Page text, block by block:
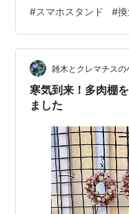
役には立たないかも（
とスマホを抱え込み
楽かな？ 使う指を親
夫して首への負担を減
業者さんにお願いした
に2度くら…
#スマホスタンド #
雑木とクレマチスの
寒気到来！多肉棚
ました